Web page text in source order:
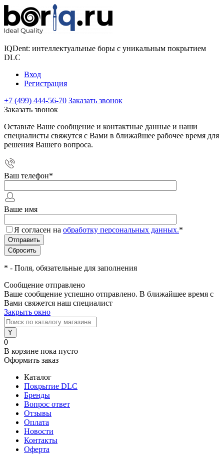
IQDent: интеллектуальные боры с уникальным покрытием
DLC
Вход
Регистрация
+7 (499) 444-56-70 Заказать звонок
Заказать звонок
Оставьте Ваше сообщение и контактные данные и наши
специалисты свяжутся с Вами в ближайшее рабочее время для
решения Вашего вопроса.
Ваш телефон*
Ваше имя
Я согласен на обработку персональных данных.*
* - Поля, обязательные для заполнения
Сообщение отправлено
Ваше сообщение успешно отправлено. В ближайшее время с
Вами свяжется наш специалист
Закрыть окно
0
В корзине пока пусто
Оформить заказ
Каталог
Покрытие DLC
Бренды
Вопрос ответ
Отзывы
Оплата
Новости
Контакты
Оферта